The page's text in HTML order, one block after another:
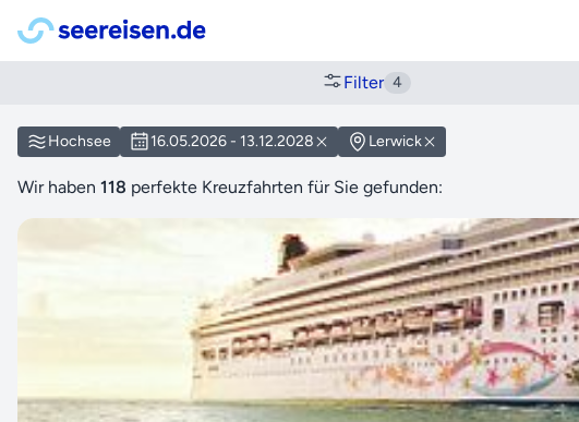
Filter 4
Hochsee 16.05.2026 - 13.12.2028 Lerwick
Wir haben 118 perfekte Kreuzfahrten für Sie gefunden: